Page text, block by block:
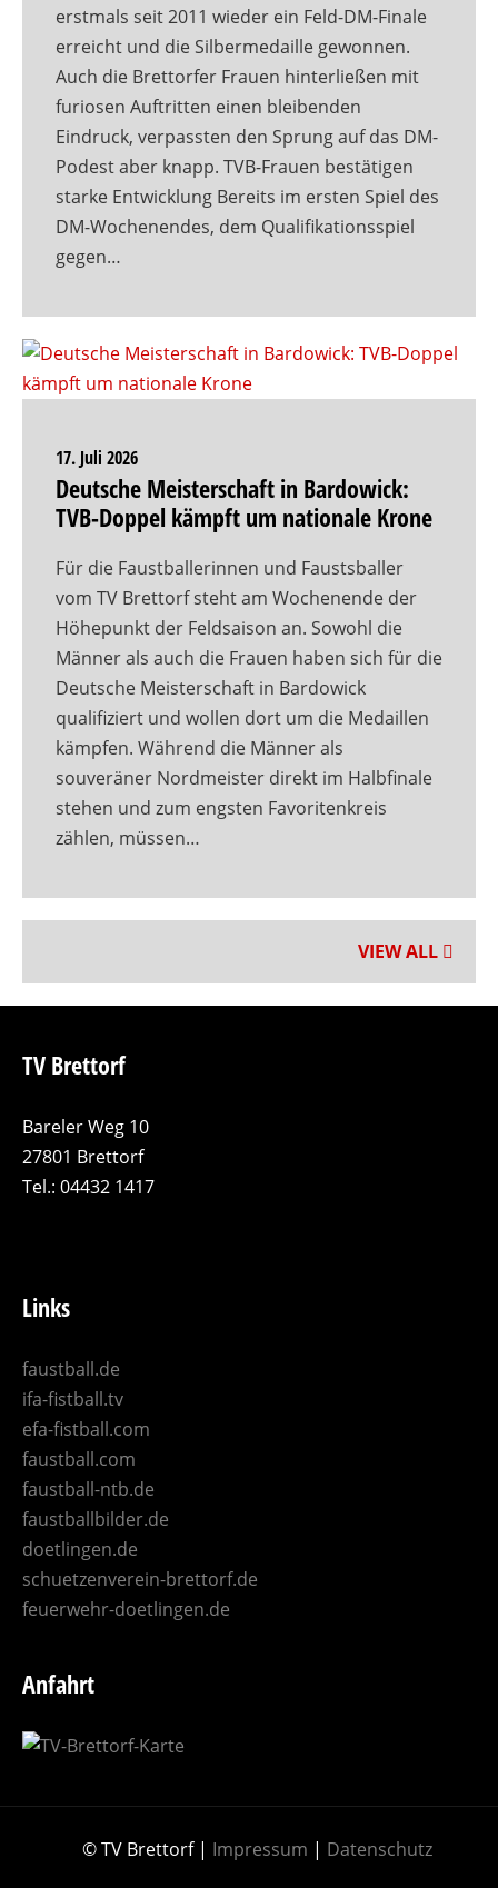
erstmals seit 2011 wieder ein Feld-DM-Finale
erreicht und die Silbermedaille gewonnen.
Auch die Brettorfer Frauen hinterließen mit
furiosen Auftritten einen bleibenden
Eindruck, verpassten den Sprung auf das DM-
Podest aber knapp. TVB-Frauen bestätigen
starke Entwicklung Bereits im ersten Spiel des
DM-Wochenendes, dem Qualifikationsspiel
gegen…
17. Juli 2026
Deutsche Meisterschaft in Bardowick:
TVB-Doppel kämpft um nationale Krone
Für die Faustballerinnen und Faustsballer
vom TV Brettorf steht am Wochenende der
Höhepunkt der Feldsaison an. Sowohl die
Männer als auch die Frauen haben sich für die
Deutsche Meisterschaft in Bardowick
qualifiziert und wollen dort um die Medaillen
kämpfen. Während die Männer als
souveräner Nordmeister direkt im Halbfinale
stehen und zum engsten Favoritenkreis
zählen, müssen…
VIEW ALL
TV Brettorf
Bareler Weg 10
27801 Brettorf
Tel.: 04432 1417
Links
faustball.de
ifa-fistball.tv
efa-fistball.com
faustball.com
faustball-ntb.de
faustballbilder.de
doetlingen.de
schuetzenverein-brettorf.de
feuerwehr-doetlingen.de
Anfahrt
© TV Brettorf | Impressum | Datenschutz